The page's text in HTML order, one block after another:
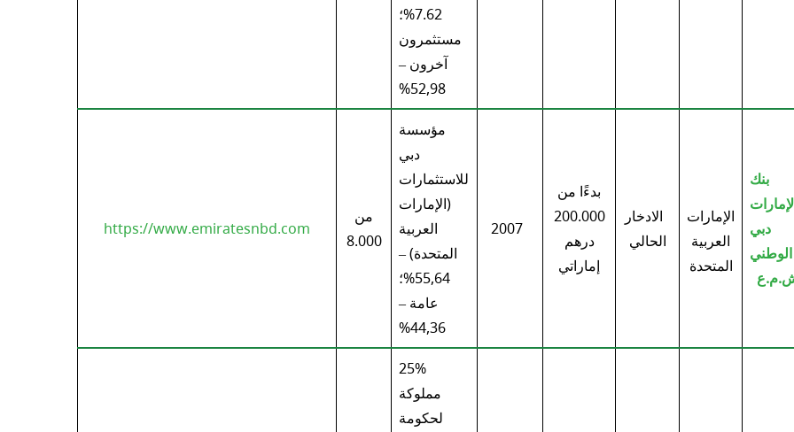
7.62%؛
مستثمرون
آخرون –
52,98%
بنك
دبي
الوطني
الإمارات
العربية
المتحدة
الادخار
الحالي
بدءًا من
200.000
درهم
إماراتي
2007
مؤسسة
دبي
للاستثمارات
(الإمارات
العربية
المتحدة) –
55,64%؛
عامة –
44,36%
من
8.000
https://www.emiratesnbd.com
25%
مملوكة
لحكومة